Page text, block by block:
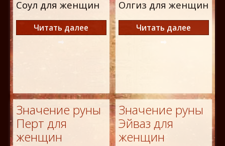
Читать далее Читать далее
Значение руны
Перт для
женщин
Значение руны
Эйваз для
женщин